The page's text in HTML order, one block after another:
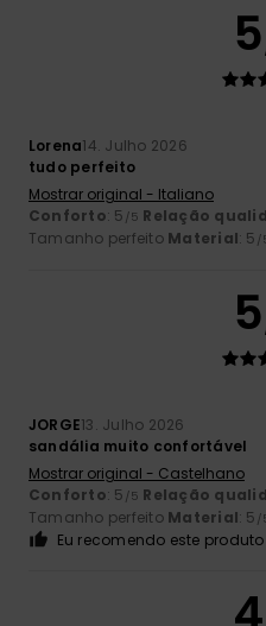
5
Lorena14. Julho 2026
tudo perfeito
Mostrar original - Italiano
Conforto: 5 /5 Relação
Tamanho perfeito Material: 5 /
5
JORGE13. Julho 2026
sandália muito confortável
Mostrar original - Castelhano
Conforto: 5 /5 Relação
Tamanho perfeito Material: 5 /
Eu recomendo este produto